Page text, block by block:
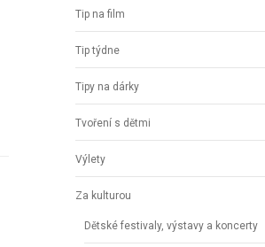
Tip na film
Tip týdne
Tipy na dárky
Tvoření s dětmi
Výlety
Za kulturou
Dětské festivaly, výstavy a koncerty